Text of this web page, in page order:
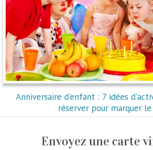
Anniversaire d'enfant : 7 idées
réserver pour marquer
Envoyez une carte